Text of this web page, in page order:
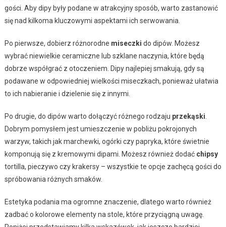
gości. Aby dipy były podane w atrakcyjny sposób, warto zastanowić
się nad kilkoma kluczowymi aspektami ich serwowania.
Po pierwsze, dobierz różnorodne miseczki do dipów. Możesz
wybrać niewielkie ceramiczne lub szklane naczynia, które będą
dobrze współgrać z otoczeniem. Dipy najlepiej smakują, gdy są
podawane w odpowiedniej wielkości miseczkach, ponieważ ułatwia
to ich nabieranie i dzielenie się z innymi.
Po drugie, do dipów warto dołączyć różnego rodzaju przekąski
Dobrym pomysłem jest umieszczenie w pobliżu pokrojonych
warzyw, takich jak marchewki, ogórki czy papryka, które świetnie
komponują się z kremowymi dipami. Możesz również dodać chipsy
tortilla, pieczywo czy krakersy – wszystkie te opcje zachęcą gości do
spróbowania różnych smaków.
Estetyka podania ma ogromne znaczenie, dlatego warto również
zadbać o kolorowe elementy na stole, które przyciągną uwagę.